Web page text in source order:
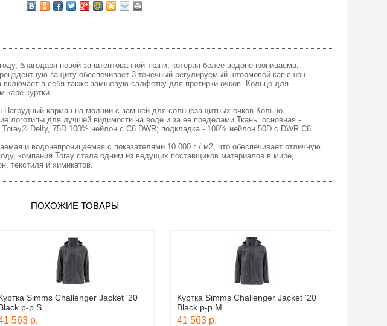
благодаря новой запатентованной ткани, которая более водонепроницаема,
защиту обеспечивает 3-точечный регулируемый штормовой капюшон.
в себя также замшевую салфетку для протирки очков. Кольцо для
каре куртки.
карман на молнии с замшей для солнцезащитных очков Кольцо-
логотипы для лучшей видимости на воде и за ее пределами Ткань: основная -
Delfy, 75D 100% нейлон с C6 DWR; подкладка - 100% нейлон 50D с DWR C6
и водонепроницаемая с показателями 10 000 г / м2, что обеспечивает отличную
компания Toray стала одним из ведущих поставщиков материалов в мире,
текстиля и химикатов.
ПОХОЖИЕ ТОВАРЫ
Simms Challenger Jacket '20
р-р S
563 р.
Куртка Simms Challenger Jacket '20
Black р-р M
41 563 р.